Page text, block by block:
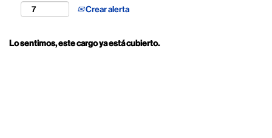
Crear alerta
Lo sentimos, este cargo ya está cubierto.